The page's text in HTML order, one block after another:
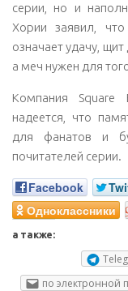
серии, но и
Хории заявил,
означает удачу,
а меч нужен для
Компания Square
надеется, что
для фанатов и
почитателей серии.
Facebook
Одноклассники
а также:
по электронной